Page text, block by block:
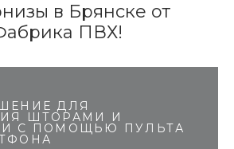
в Брянске от
ПВХ!
ДЛЯ
ШТОРАМИ И
С ПОМОЩЬЮ ПУЛЬТА